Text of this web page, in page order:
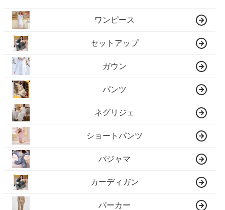
ワンピース
セットアップ
ガウン
パンツ
ネグリジェ
ショートパンツ
パジャマ
カーディガン
パーカー